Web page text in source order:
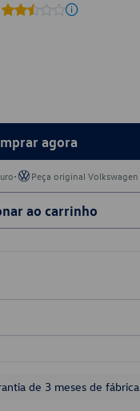
agora
• Peça original Volkswagen
ao carrinho
de 3 meses de fábrica